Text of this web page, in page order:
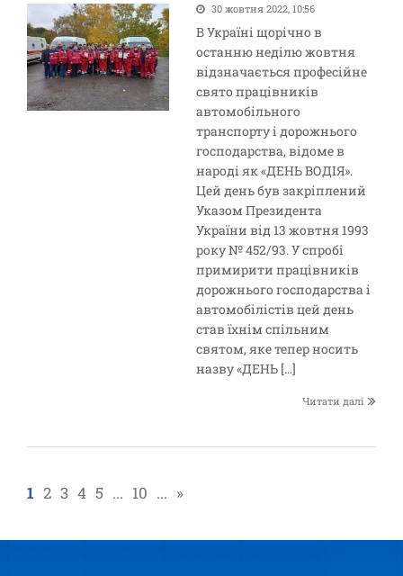
30 жовтня 2022, 10:56
В Україні щорічно в
останню неділю жовтня
відзначається професійне
свято працівників
автомобільного
транспорту і дорожнього
господарства, відоме в
народі як «ДЕНЬ ВОДІЯ».
Цей день був закріплений
Указом Президента
України від 13 жовтня 1993
року № 452/93. У спробі
примирити працівників
дорожнього господарства і
автомобілістів цей день
став їхнім спільним
святом, яке тепер носить
назву «ДЕНЬ […]
Читати далі
1 2 3 4 5 ... 10 ... »